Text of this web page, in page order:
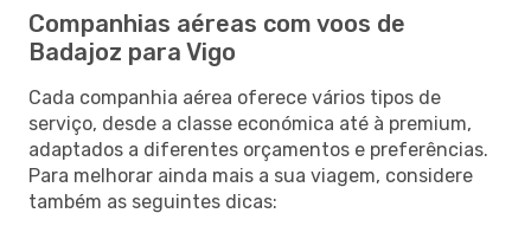
Companhias aéreas com voos de
Badajoz para Vigo
Cada companhia aérea oferece vários tipos de
serviço, desde a classe económica até à premium,
adaptados a diferentes orçamentos e preferências.
Para melhorar ainda mais a sua viagem, considere
também as seguintes dicas: